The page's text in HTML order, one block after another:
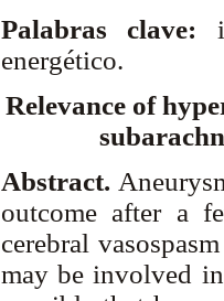
Palabras clave:
energético.
Relevance of
Abstract.
outcome after a
cerebral
may be involved